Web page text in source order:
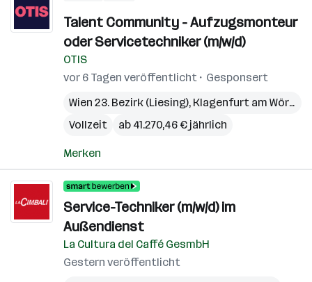
Talent Community - Aufzugsmonteur
oder Servicetechniker (m/w/d)
OTIS
vor 6 Tagen veröffentlicht
Gesponsert
Wien 23. Bezirk (Liesing), Klagenfurt am Wörthersee
Vollzeit
ab 41.270,46 € jährlich
Merken
Service-Techniker (m/w/d) im
Außendienst
La Cultura del Caffé GesmbH
Gestern veröffentlicht